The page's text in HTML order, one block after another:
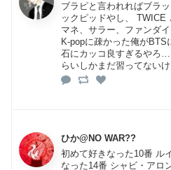
ブラピと言われればブラ
ックピッドやし、 TWICE
マネ、サラー、ファンダ
K-popに疎かった俺がBTS
石にカッコ良すぎるやろ…
らいしかまだ習ってない
ひか@NO WAR??
初めて好きなった10番 ル
なった14番 シャビ・アロ